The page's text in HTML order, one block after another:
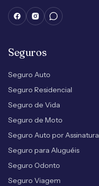
Seguros
Seguro Auto
Seguro Residencial
Seguro de Vida
Seguro de Moto
Seguro Auto por Assinatura
Seguro para Aluguéis
Seguro Odonto
Seguro Viagem